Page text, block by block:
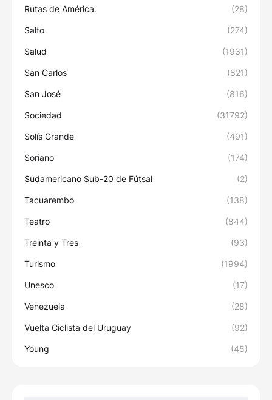
Rutas de América. (28)
Salto (274)
Salud (1931)
San Carlos (821)
San José (816)
Sociedad (31792)
Solís Grande (491)
Soriano (174)
Sudamericano Sub-20 de Fútsal (2)
Tacuarembó (138)
Teatro (844)
Treinta y Tres (93)
Turismo (1994)
Unesco (17)
Venezuela (28)
Vuelta Ciclista del Uruguay (92)
Young (45)